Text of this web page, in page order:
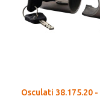
Osculati 38.175.20 -